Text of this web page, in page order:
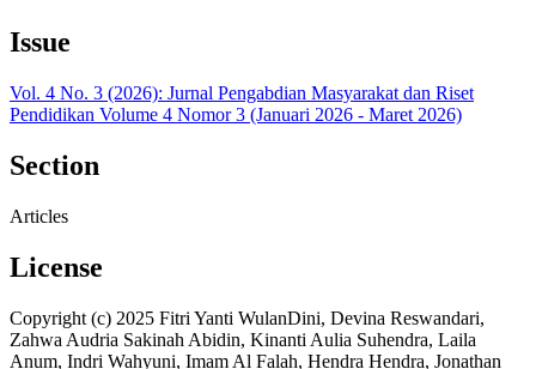
Issue
Vol. 4 No. 3 (2026): Jurnal Pengabdian Masyarakat dan Riset
Pendidikan Volume 4 Nomor 3 (Januari 2026 - Maret 2026)
Section
Articles
License
Copyright (c) 2025 Fitri Yanti WulanDini, Devina Reswandari,
Zahwa Audria Sakinah Abidin, Kinanti Aulia Suhendra, Laila
Anum, Indri Wahyuni, Imam Al Falah, Hendra Hendra, Jonathan